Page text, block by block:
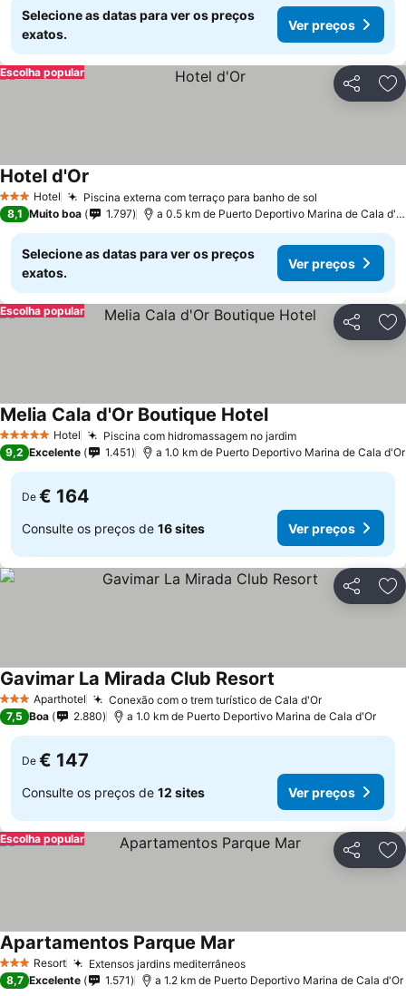
Selecione as datas para ver os preços
exatos.
Ver preços
Partilhar
Escolha popular
3 EstrelasHotel Piscina externa com terraço para banho de sol
Hotel d'Or
8,1 Muito boa 1.797 a 0.5 km de Puerto Deportivo Marina de Cala d'Or
Selecione as datas para ver os preços
exatos.
Ver preços
Partilhar
Escolha popular
5 Estrelas Hotel Piscina com hidromassagem no jardim
Melia Cala d'Or Boutique Hotel
9,2 Excelente 1.451 a 1.0 km de Puerto Deportivo Marina de Cala d'Or
De € 164
Consulte os preços de 16 sites Ver preços
Partilhar
3 EstrelasAparthotel Conexão com o trem turístico de Cala d'Or
Gavimar La Mirada Club Resort
7,5 Boa 2.880 a 1.0 km de Puerto Deportivo Marina de Cala d'Or
De € 147
Consulte os preços de 12 sites Ver preços
Partilhar
Escolha popular
3 EstrelasResort Extensos jardins mediterrâneos
Apartamentos Parque Mar
8,7 Excelente 1.571 a 1.2 km de Puerto Deportivo Marina de Cala d'Or